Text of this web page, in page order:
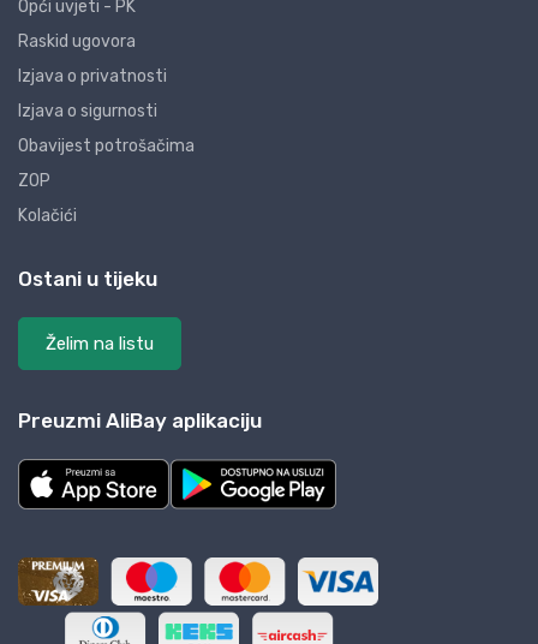
Opći uvjeti - PK
Raskid ugovora
Izjava o privatnosti
Izjava o sigurnosti
Obavijest potrošačima
ZOP
Kolačići
Ostani u tijeku
Želim na listu
Preuzmi AliBay aplikaciju